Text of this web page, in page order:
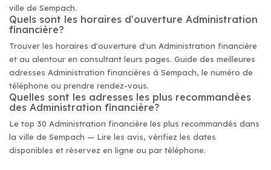
ville de Sempach.
Quels sont les horaires d'ouverture Administration
financière?
Trouver les horaires d'ouverture d'un Administration financière
et au alentour en consultant leurs pages. Guide des meilleures
adresses Administration financières à Sempach, le numéro de
téléphone ou prendre rendez-vous.
Quelles sont les adresses les plus recommandées
des Administration financière?
Le top 30 Administration financière les plus recommandés dans
la ville de Sempach — Lire les avis, vérifiez les dates
disponibles et réservez en ligne ou par téléphone.